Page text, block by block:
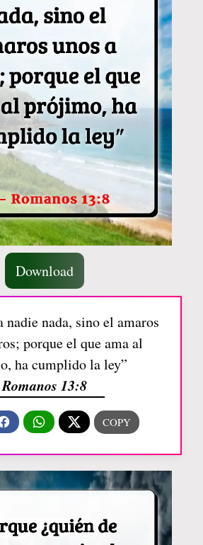
Download
nadie nada, sino el amaros
porque el que ama al
ha cumplido la ley”
Romanos 13:8